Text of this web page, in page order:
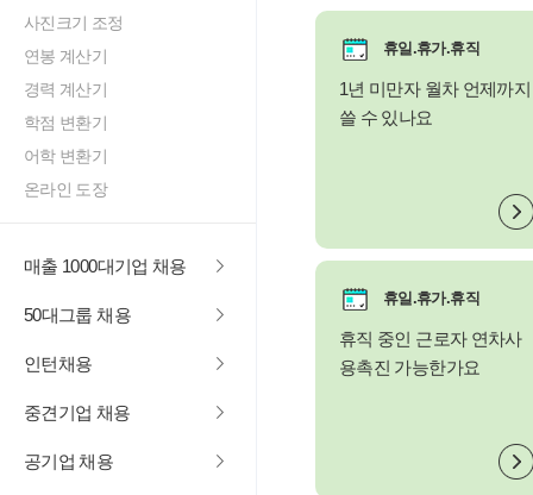
사진크기 조정
연봉 계산기
경력 계산기
학점 변환기
어학 변환기
온라인 도장
매출 1000대기업 채용
50대그룹 채용
인턴채용
중견기업 채용
공기업 채용
휴일.휴가.휴직
1년 미만자 월차 언제까지
쓸 수 있나요
휴일.휴가.휴직
휴직 중인 근로자 연차사
용촉진 가능한가요